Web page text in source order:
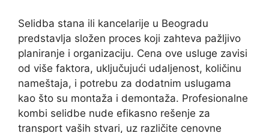
Selidba stana ili kancelarije u Beogradu
predstavlja složen proces koji zahteva pažljivo
planiranje i organizaciju. Cena ove usluge zavisi
od više faktora, uključujući udaljenost, količinu
nameštaja, i potrebu za dodatnim uslugama
kao što su montaža i demontaža. Profesionalne
kombi selidbe nude efikasno rešenje za
transport vaših stvari, uz različite cenovne